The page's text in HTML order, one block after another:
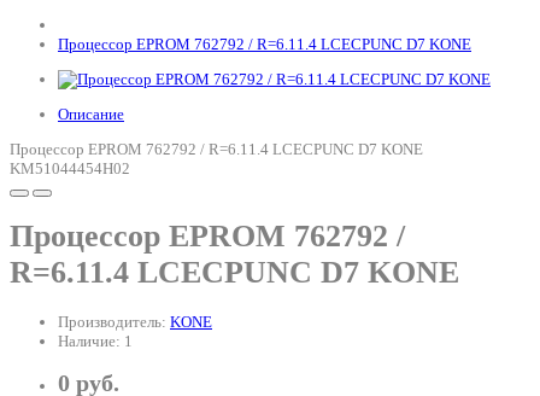
Процессор EPROM 762792 / R=6.11.4 LCECPUNC D7 KONE
Описание
Процессор EPROM 762792 / R=6.11.4 LCECPUNC D7 KONE
KM51044454H02
Процессор EPROM 762792 /
R=6.11.4 LCECPUNC D7 KONE
Производитель: KONE
Наличие: 1
0 руб.